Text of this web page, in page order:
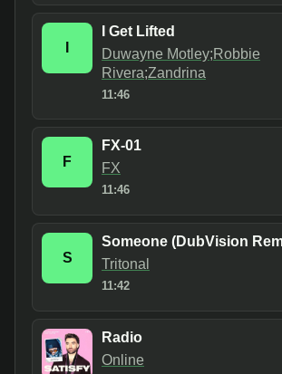
I Get Lifted
Duwayne Motley;Robbie
Rivera;Zandrina
11:46
F
FX-01
FX
11:46
S
Someone (DubVision
Tritonal
11:42
Radio
Online